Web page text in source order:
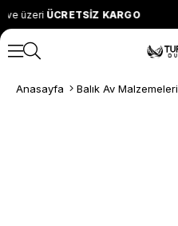
ve üzeriÜCRETSİZ KARGO
Anasayfa Balık Av Malzemeleri